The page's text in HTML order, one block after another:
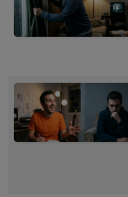
Habilidades para la
comunicación
Entornos saludables:
y conductas adictivas
de trabajo.